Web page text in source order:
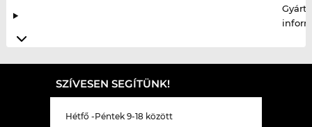
SZÍVESEN SEGÍTÜNK!
Hétfő -Péntek 9-18 között